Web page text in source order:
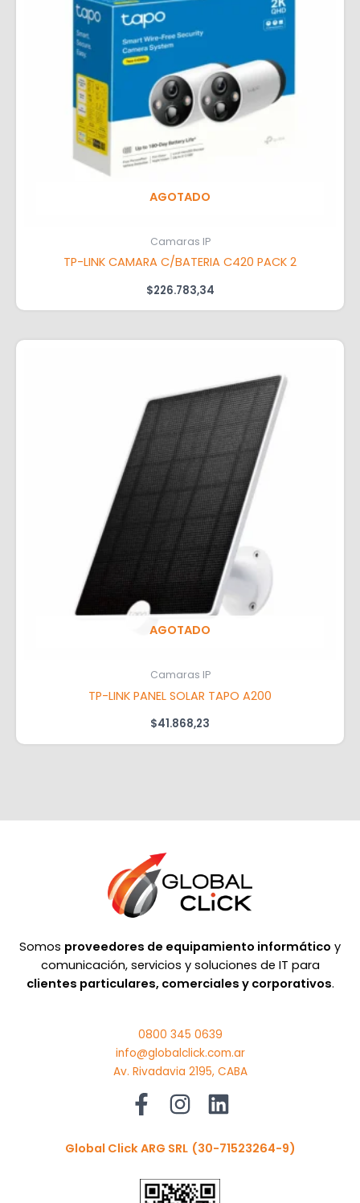
AGOTADO
Camaras IP
TP-LINK CAMARA C/BATERIA C420 PACK 2
$226.783,34
AGOTADO
Camaras IP
TP-LINK PANEL SOLAR TAPO A200
$41.868,23
Somos proveedores de equipamiento informático y
comunicación, servicios y soluciones de IT para
clientes particulares, comerciales y corporativos.
0800 345 0639
info@globalclick.com.ar
Av. Rivadavia 2195, CABA
Global Click ARG SRL (30-71523264-9)